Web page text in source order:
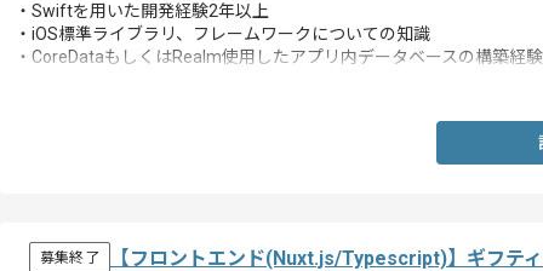
・Swiftを用いた開発経験2年以上
・iOS標準ライブラリ、フレームワークについての知識
・CoreDataもしくはRealm使用したアプリ内データベースの構築経験
募集終了 【フロントエンド(Nuxt.js/Typescript)】ギフテ